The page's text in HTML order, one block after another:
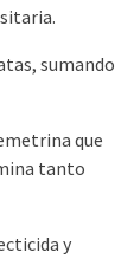
sumando
que
tanto
y